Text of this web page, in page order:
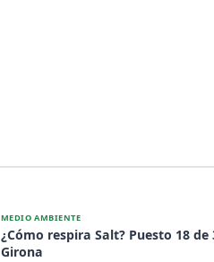
MEDIO AMBIENTE
¿Cómo respira Salt? Puesto 18 de
Girona